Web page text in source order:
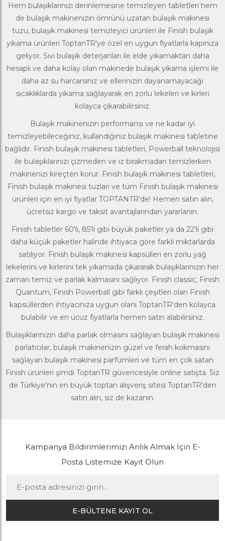
Hem bulaşıklarınızı derinlemesine temizleyen tabletleri hem
de bulaşık makinenizin ömrünü uzatan bulaşık makinesi
tuzu, bulaşık makinesi temizleyici ürünleri ile Finish bulaşık
yıkama ürünleri ToptanTR'ye özel en uygun fiyatlarla kapınıza
geliyor. Sıvı bulaşık deterjanları ile elde yıkamaktan daha
hesaplı ve daha kolay olan makinede bulaşık yıkama işlemi ile
daha az su harcarsınız ve ellerinizin dayanamayacağı
sıcaklıklarda yıkama sağlayarak en zorlu lekeleri ve kirleri
kolayca çıkarabilirsiniz.
Bulaşık makinenizin performansı ve ne kadar iyi
temizleyebileceğiniz, kullandığınız bulaşık makinesi tabletine
bağlıdır. Finish bulaşık makinesi tabletleri, Powerball teknolojisi
ile bulaşıklarınızı çizmeden ve iz bırakmadan temizlerken
makinenizi kireçten korur. Finish bulaşık makinesi tabletleri,
Finish bulaşık makinesi tuzları ve tüm Finish bulaşık makinesi
ürünleri için en iyi fiyatlar TOPTANTR'de! Hemen satın alın,
ücretsiz kargo ve taksit avantajlarından yararlanın.
Finish tabletler 60'lı, 85'li gibi büyük paketler ya da 22'li gibi
daha küçük paketler halinde ihtiyaca göre farklı miktarlarda
satılıyor. Finish bulaşık makinesi kapsülleri en zorlu yağ
lekelerini ve kirlerini tek yıkamada çıkararak bulaşıklarınızın her
zaman temiz ve parlak kalmasını sağlıyor. Finish classic, Finish
Quantum, Finish Powerball gibi farklı çeşitleri olan Finish
kapsüllerden ihtiyacınıza uygun olanı ToptanTR'den kolayca
bulabilir ve en ucuz fiyatlarla hemen satın alabilirsiniz.
Bulaşıklarınızın daha parlak olmasını sağlayan bulaşık makinesi
parlatıcılar, bulaşık makinenizin güzel ve ferah kokmasını
sağlayan bulaşık makinesi parfümleri ve tüm en çok satan
Finish ürünleri şimdi ToptanTR güvencesiyle online satışta. Siz
de Türkiye'nin en büyük toptan alışveriş sitesi ToptanTR'den
satın alın, siz de kazanın.
Kampanya Bildirimlerimizi Anlık Almak İçin E-
Posta Listemize Kayıt Olun
E-BÜLTENE KAYIT OL